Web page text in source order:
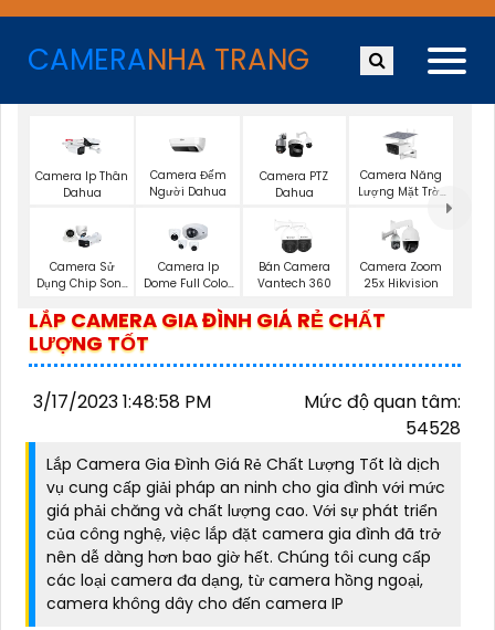
CAMERANHA TRANG
Camera Ip Thân
Dahua
Camera Đếm
Người Dahua
Camera PTZ
Dahua
Camera Năng
Lượng Mặt Trời
Camera Sử
Dụng Chip Sony
Camera Ip
Dome Full Color
Bán Camera
Vantech 360
Camera Zoom
25x Hikvision
LẮP CAMERA GIA ĐÌNH GIÁ RẺ CHẤT
LƯỢNG TỐT
3/17/2023 1:48:58 PM
Mức độ quan tâm:
54528
Lắp Camera Gia Đình Giá Rẻ Chất Lượng Tốt là dịch
vụ cung cấp giải pháp an ninh cho gia đình với mức
giá phải chăng và chất lượng cao. Với sự phát triển
của công nghệ, việc lắp đặt camera gia đình đã trở
nên dễ dàng hơn bao giờ hết. Chúng tôi cung cấp
các loại camera đa dạng, từ camera hồng ngoại,
camera không dây cho đến camera IP